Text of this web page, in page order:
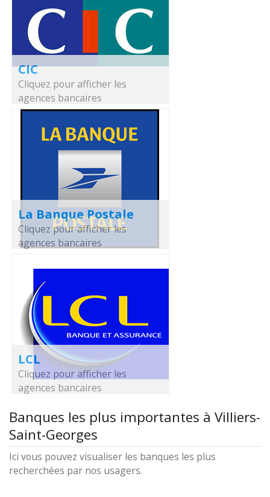
CIC
Cliquez pour afficher les
agences bancaires
La Banque Postale
Cliquez pour afficher les
agences bancaires
LCL
Cliquez pour afficher les
agences bancaires
Banques les plus importantes à Villiers-
Saint-Georges
Ici vous pouvez visualiser les banques les plus
recherchées par nos usagers.